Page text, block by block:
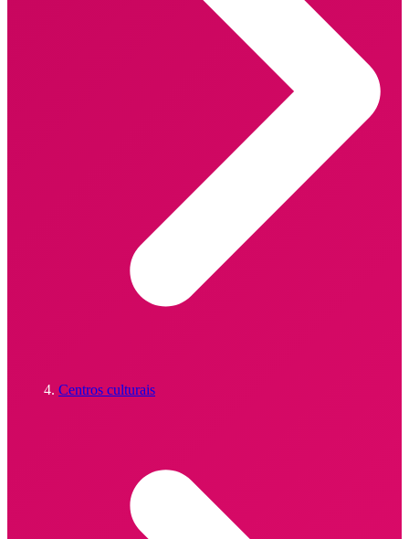
Centros culturais